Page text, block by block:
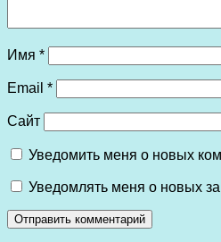
Имя *
Email *
Сайт
Уведомить меня о новых
Уведомлять меня о новых